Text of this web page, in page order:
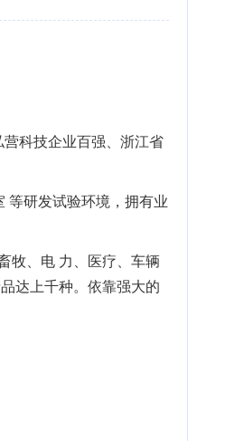
科技企业百强、浙江省
等研发试验环境，拥有业
牧、电 力、医疗、车辆
达上千种。依靠强大的